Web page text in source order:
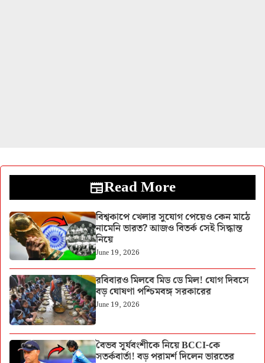
Read More
বিশ্বকাপে খেলার সুযোগ পেয়েও কেন মাঠে
নামেনি ভারত? আজও বিতর্ক সেই সিদ্ধান্ত
নিয়ে
June 19, 2026
রবিবারও মিলবে মিড ডে মিল! যোগ দিবসে
বড় ঘোষণা পশ্চিমবঙ্গ সরকারের
June 19, 2026
বৈভব সূর্যবংশীকে নিয়ে BCCI-কে
সতর্কবার্তা! বড় পরামর্শ দিলেন ভারতের